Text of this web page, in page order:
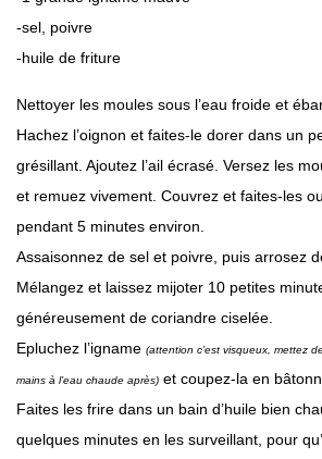
-sel, poivre
-huile de friture
Nettoyer les moules sous l’eau froide et
Hachez l’oignon et faites-le dorer dans un
grésillant. Ajoutez l’ail écrasé. Versez les
et remuez vivement. Couvrez et faites-les
pendant 5 minutes environ.
Assaisonnez de sel et poivre, puis arrosez
Mélangez et laissez mijoter 10 petites
généreusement de coriandre ciselée.
Epluchez l’igname (attention c’est visqueux, mettez
mains à l’eau chaude après) et coupez-la en
Faites les frire dans un bain d’huile bien
quelques minutes en les surveillant, pour